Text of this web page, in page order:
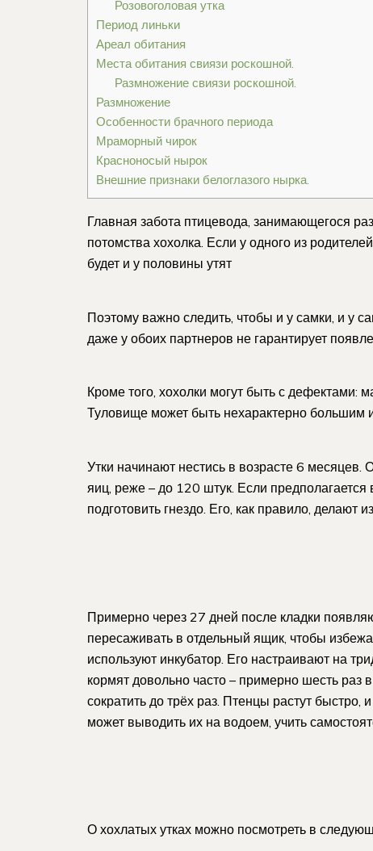
Розовоголовая утка
Период линьки
Ареал обитания
Места обитания свиязи роскошной.
Размножение свиязи роскошной.
Размножение
Особенности брачного периода
Мраморный чирок
Красноносый нырок
Внешние признаки белоглазого нырка.
Главная забота птицевода, занимающегося
потомства хохолка. Если у одного из
будет и у половины утят
Поэтому важно следить, чтобы и у самки, и у
даже у обоих партнеров не гарантирует
Кроме того, хохолки могут быть с дефектами:
Туловище может быть нехарактерно большим
Утки начинают нестись в возрасте 6 месяцев.
яиц, реже – до 120 штук. Если
подготовить гнездо. Его, как правило, делают
Примерно через 27 дней после кладки
пересаживать в отдельный ящик, чтобы
используют инкубатор. Его настраивают на
кормят довольно часто – примерно шесть
сократить до трёх раз. Птенцы растут
может выводить их на водоем, учить
О хохлатых утках можно посмотреть в